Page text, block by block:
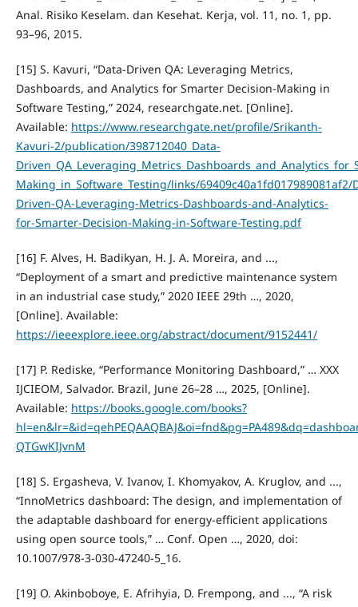
Anal. Risiko Keselam. dan Kesehat. Kerja, vol. 11, no. 1, pp.
93–96, 2015.
[15] S. Kavuri, “Data-Driven QA: Leveraging Metrics,
Dashboards, and Analytics for Smarter Decision-Making in
Software Testing,” 2024, researchgate.net. [Online].
Available: https://www.researchgate.net/profile/Srikanth-
Kavuri-2/publication/398712040_Data-
Making_in_Software_Testing/links/69409c40a1fd017989081af2/
Driven-QA-Leveraging-Metrics-Dashboards-and-Analytics-
for-Smarter-Decision-Making-in-Software-Testing.pdf
[16] F. Alves, H. Badikyan, H. J. A. Moreira, and ...,
“Deployment of a smart and predictive maintenance system
in an industrial case study,” 2020 IEEE 29th …, 2020,
[Online]. Available:
https://ieeexplore.ieee.org/abstract/document/9152441/
[17] P. Rediske, “Performance Monitoring Dashboard,” … XXX
IJCIEOM, Salvador. Brazil, June 26–28 …, 2025, [Online].
Available: https://books.google.com/books?
QTGwKIJvnM
[18] S. Ergasheva, V. Ivanov, I. Khomyakov, A. Kruglov, and ...,
“InnoMetrics dashboard: The design, and implementation of
the adaptable dashboard for energy-efficient applications
using open source tools,” … Conf. Open …, 2020, doi:
10.1007/978-3-030-47240-5_16.
[19] O. Akinboboye, E. Afrihyia, D. Frempong, and ..., “A risk